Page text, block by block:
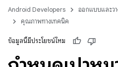
Android Developers ออกแบบและว
คุณภาพทางเทคนิค
ข้อมูลนี้มีประโยชน์ไหม